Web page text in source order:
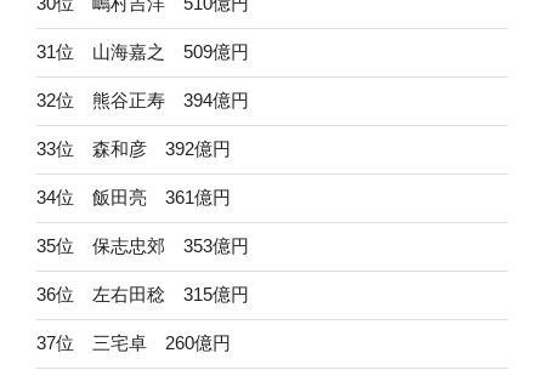
31位 山海嘉之 509億円
32位 熊谷正寿 394億円
33位 森和彦 392億円
34位 飯田亮 361億円
35位 保志忠郊 353億円
36位 左右田稔 315億円
37位 三宅卓 260億円